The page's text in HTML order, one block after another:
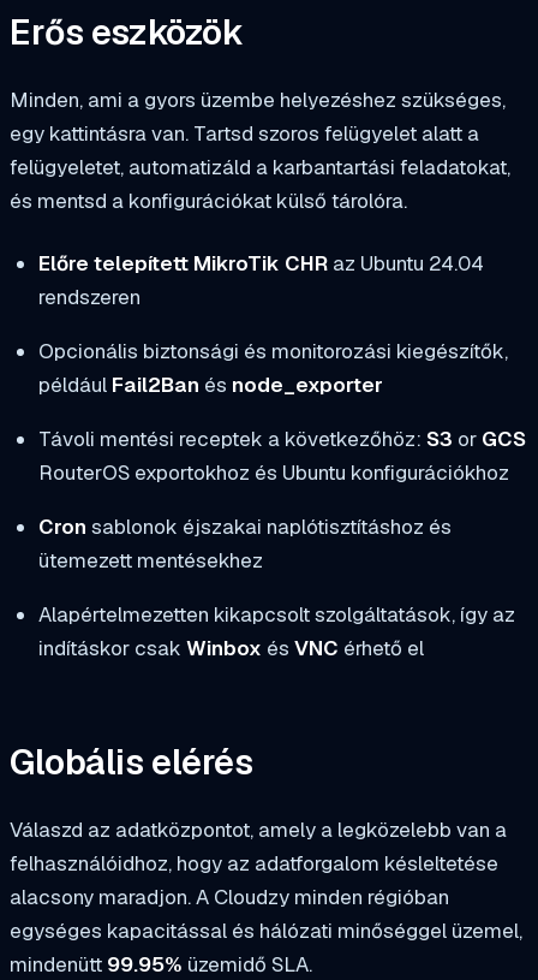
Erős eszközök
Minden, ami a gyors üzembe helyezéshez szükséges,
egy kattintásra van. Tartsd szoros felügyelet alatt a
felügyeletet, automatizáld a karbantartási feladatokat,
és mentsd a konfigurációkat külső tárolóra.
Előre telepített MikroTik CHRaz Ubuntu 24.04
rendszeren
Opcionális biztonsági és monitorozási kiegészítők,
például Fail2Ban és node_exporter
Távoli mentési receptek a következőhöz: S3 or GCS
RouterOS exportokhoz és Ubuntu konfigurációkhoz
Cron sablonok éjszakai naplótisztításhoz és
ütemezett mentésekhez
Alapértelmezetten kikapcsolt szolgáltatások, így az
indításkor csak Winbox és VNC érhető el
Globális elérés
Válaszd az adatközpontot, amely a legközelebb van a
felhasználóidhoz, hogy az adatforgalom késleltetése
alacsony maradjon. A Cloudzy minden régióban
egységes kapacitással és hálózati minőséggel üzemel,
mindenütt 99.95% üzemidő SLA.